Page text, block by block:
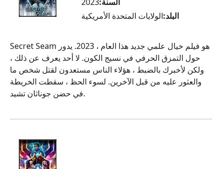
البلد:الولايات المتحدة الأمريكية
Secret Seam هو فيلم خيال علمي جديد هذا العام ، 2023. يدور
حول التمزق الحرفي في نسيج الكون. لا أحد يعرف عن ذلك ،
ولكن لأخبرك بالضبط ، هؤلاء الناس مستعدون لقتل شخص ما
والعثور عليه من قبل الآخرين. لسوء الحظ ، سقطت الخريطة
في حضن جوناثان تشيد.